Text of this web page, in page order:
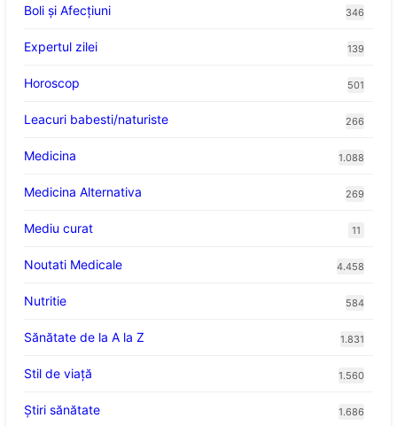
Boli și Afecțiuni 346
Expertul zilei 139
Horoscop 501
Leacuri babesti/naturiste 266
Medicina 1.088
Medicina Alternativa 269
Mediu curat 11
Noutati Medicale 4.458
Nutritie 584
Sănătate de la A la Z 1.831
Stil de viaţă 1.560
Ştiri sănătate 1.686